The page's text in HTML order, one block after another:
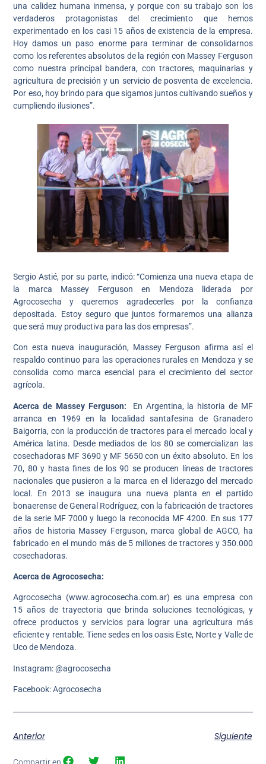
una calidez humana inmensa, y porque con su trabajo son los
verdaderos protagonistas del crecimiento que hemos
experimentado en los casi 15 años de existencia de la empresa.
Hoy damos un paso enorme para terminar de consolidarnos
como los referentes absolutos de la región con Massey Ferguson
como nuestra principal bandera, con tractores, maquinarias y
agricultura de precisión y un servicio de posventa de excelencia.
Por eso, hoy brindo para que sigamos juntos cultivando sueños y
cumpliendo ilusiones”.
Sergio Astié, por su parte, indicó: “Comienza una nueva etapa de
la marca Massey Ferguson en Mendoza liderada por
Agrocosecha y queremos agradecerles por la confianza
depositada. Estoy seguro que juntos formaremos una alianza
que será muy productiva para las dos empresas”.
Con esta nueva inauguración, Massey Ferguson afirma así el
respaldo continuo para las operaciones rurales en Mendoza y se
consolida como marca esencial para el crecimiento del sector
agrícola.
Acerca de Massey Ferguson: En Argentina, la historia de MF
arranca en 1969 en la localidad santafesina de Granadero
Baigorria, con la producción de tractores para el mercado local y
América latina. Desde mediados de los 80 se comercializan las
cosechadoras MF 3690 y MF 5650 con un éxito absoluto. En los
70, 80 y hasta fines de los 90 se producen líneas de tractores
nacionales que pusieron a la marca en el liderazgo del mercado
local. En 2013 se inaugura una nueva planta en el partido
bonaerense de General Rodríguez, con la fabricación de tractores
de la serie MF 7000 y luego la reconocida MF 4200. En sus 177
años de historia Massey Ferguson, marca global de AGCO, ha
fabricado en el mundo más de 5 millones de tractores y 350.000
cosechadoras.
Acerca de Agrocosecha:
Agrocosecha (www.agrocosecha.com.ar) es una empresa con
15 años de trayectoria que brinda soluciones tecnológicas, y
ofrece productos y servicios para lograr una agricultura más
eficiente y rentable. Tiene sedes en los oasis Este, Norte y Valle de
Uco de Mendoza.
Instagram: @agrocosecha
Facebook: Agrocosecha
Anterior Siguiente
Compartir en